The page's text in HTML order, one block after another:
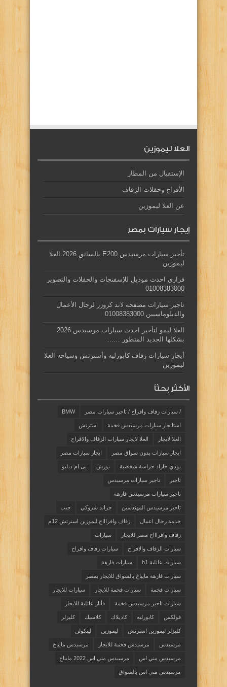
العلا ليموزين
الإستقبال من المطار
الأفراح وحفلات الزفاف
عن العلا ليموزين
إيجار سيارات بمصر
تأجير سيارات مرسيدس E200 بالسائق 2026 العلا
ليموزين
فراري احدث موديل للإسفنجات والحفلات والتصوير
01008383000
تاجير سيارات مصفحه لاند كروزر لرجال الأعمال
والدبلوماسيين 01008383000
العلا ليمو لتأجير احدث سيارات مرسيدس 2026
بشكلها الجديد المتطور ……
أيجار سيارات زفاف كابورليه وأسترتش وسياحه العلا
ليموزين
الأكثر بحثاً
/ سيارات زفاف وافراح / تاجير سيارات مصر BMW
استائجار سيارات مرسيدس فخمة استرتش
العلا لايجار العلا لايجار سيارات الزفاف والافراح
ايجار سيارات بدون سواق مصر ايجار سيارات مصر
بودي جاراد حراسة شخصية بورش بى ام دبليو
تاجير تاجير سيارات مرسيدس
تاجير سيارات مرسيدس فارهة
تاجير مرسيدس المهندسين جراند شروكي جيب
خدمة رجال اعمال زفاف وافراااح ليموزين اسنرتش 12م
زفاف وافراااح مصر للايجار سيارات
سيارات الزفاف والافراح سيارات زفاف وافراح
سيارات عائلية h1 سيارات فارهة
سيارات فارهة مايباخ بالسواق للايجار بمصر
سيارات فخمة سيارات فخمة للايجار سيارات للايجار
سيارات ناجير مرسيدس فخمة فأنار عائلية للايجار
فولكس كابورليه كاديلاك كلاسيك كليزلر
كليزلر ليموزين استرتش ليموزين لينكولن
مرسيدس مرسيدس فخمة للايجار مرسيدس مايباخ
مرسيدس مني اس مرسيدس مني اس 2022 مايباخ
مرسيدس مني اس بالسواق